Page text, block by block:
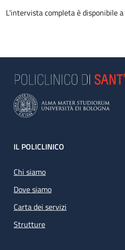
L'intervista completa è disponibile a
Footer
IL POLICLINICO
Chi siamo
Dove siamo
Carta dei servizi
Strutture